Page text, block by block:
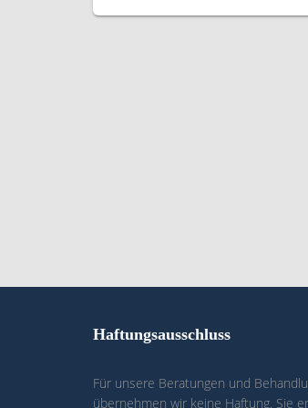
Haftungsausschluss
Für unsere Beratungen und
übernehmen wir keine Haftung. Sie